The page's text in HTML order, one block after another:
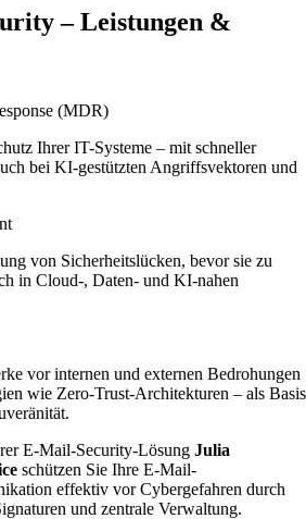
– Leistungen &
(MDR)
Ihrer IT-Systeme – mit schneller
bei KI-gestützten Angriffsvektoren und
von Sicherheitslücken, bevor sie zu
in Cloud-, Daten- und KI-nahen
vor internen und externen Bedrohungen
wie Zero-Trust-Architekturen – als Basis
E-Mail-Security-LösungJulia
schützen Sie Ihre E-Mail-
effektiv vor Cybergefahren durch
und zentrale Verwaltung.